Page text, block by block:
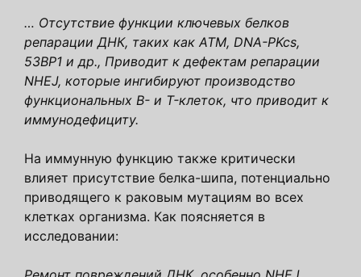
… Отсутствие функции ключевых белков
репарации ДНК, таких как ATM, DNA-PKcs,
53BP1 и др., Приводит к дефектам репарации
NHEJ, которые ингибируют производство
функциональных B- и T-клеток, что приводит к
иммунодефициту.
На иммунную функцию также критически
влияет присутствие белка-шипа, потенциально
приводящего к раковым мутациям во всех
клетках организма. Как поясняется в
исследовании: